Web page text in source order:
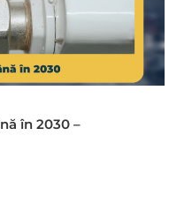
în 2030 –